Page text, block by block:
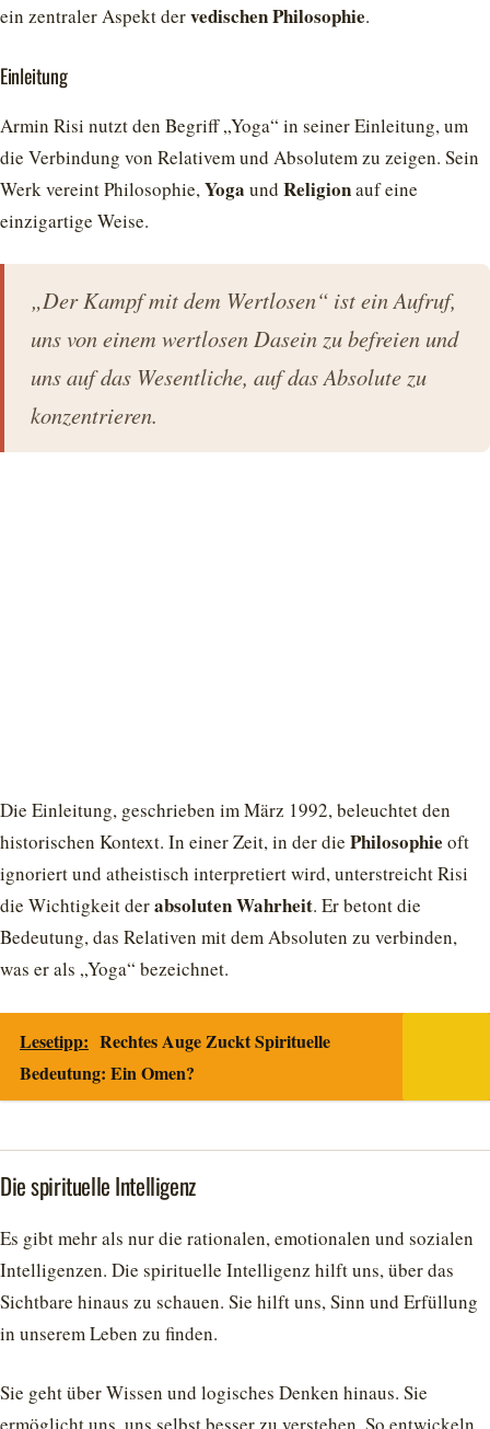
ein zentraler Aspekt dervedischen Philosophie.
Einleitung
Armin Risi nutzt den Begriff „Yoga“ in seiner Einleitung, um
die Verbindung von Relativem und Absolutem zu zeigen. Sein
Werk vereint Philosophie,Yoga und Religionauf eine
einzigartige Weise.
„Der Kampf mit dem Wertlosen“ ist ein Aufruf,
uns von einem wertlosen Dasein zu befreien und
uns auf das Wesentliche, auf das Absolute zu
konzentrieren.
Die Einleitung, geschrieben im März 1992, beleuchtet den
historischen Kontext. In einer Zeit, in der die Philosophie oft
ignoriert und atheistisch interpretiert wird, unterstreicht Risi
die Wichtigkeit derabsoluten Wahrheit. Er betont die
Bedeutung, das Relativen mit dem Absoluten zu verbinden,
was er als „Yoga“ bezeichnet.
Lesetipp: Rechtes Auge Zuckt Spirituelle
Bedeutung: Ein Omen?
Die spirituelle Intelligenz
Es gibt mehr als nur die rationalen, emotionalen und sozialen
Intelligenzen. Die spirituelle Intelligenz hilft uns, über das
Sichtbare hinaus zu schauen. Sie hilft uns, Sinn und Erfüllung
in unserem Leben zu finden.
Sie geht über Wissen und logisches Denken hinaus. Sie